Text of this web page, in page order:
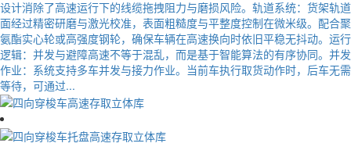
设计消除了高速运行下的线缆拖拽阻力与磨损风险。轨道系统：货架轨道
面经过精密研磨与激光校准，表面粗糙度与平整度控制在微米级。配合聚
氨酯实心轮或高强度钢轮，确保车辆在高速换向时依旧平稳无抖动。运行
逻辑：并发与避障高速不等于混乱，而是基于智能算法的有序协同。并发
作业：系统支持多车并发与接力作业。当前车执行取货动作时，后车无需
等待，可通过...